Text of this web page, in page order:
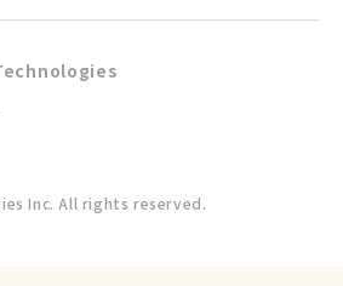
Inc. All rights reserved.